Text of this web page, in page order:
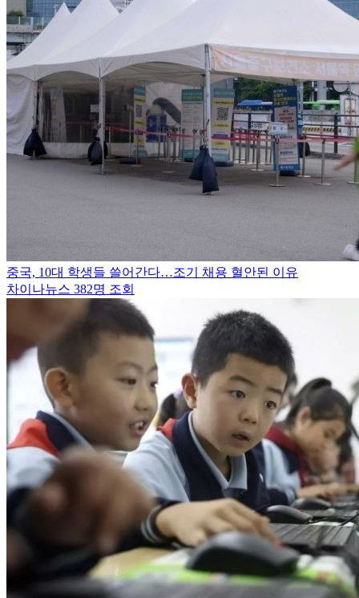
중국, 10대 학생들 쓸어간다…조기 채용 혈안된 이유
차이나뉴스 382명 조회